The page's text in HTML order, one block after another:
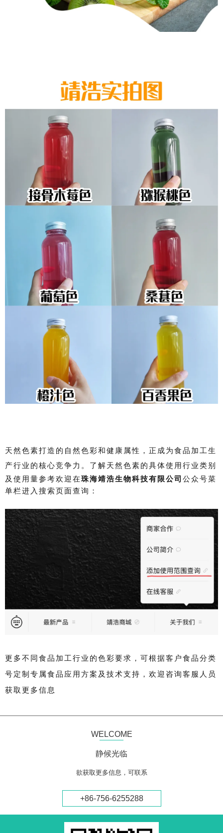
天然色素打造的自然色彩和健康属性 ， 正成为食品加工生
产行业的核心竞争力。了解天然色素的具体使用行业类别
及使用量参考欢迎在珠海靖浩生物科技有限公司 公众号菜
单栏进入搜索页面查询：
更多不同食品加工行业的色彩要求，可根据客户食品分类
号定制专属食品应用方案及技术支持，欢迎咨询客服人员
获取更多信息
WELCOME
静候光临
欲获取更多信息，可联系
+86-756-6255288